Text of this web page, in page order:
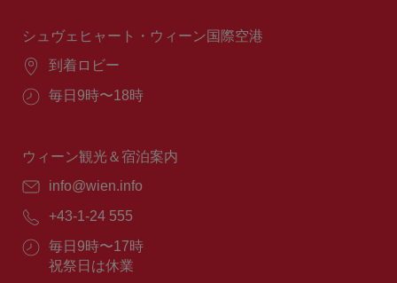
間：
シュヴェヒャート・ウィーン国際空港
場
到着ロビー
営
間：
毎日9時〜18時
ウィーン観光＆宿泊案内
E
ー
ル：
info@wien.info
電
番
号：
+43-1-24 555
営
業
毎日9時〜17時
祝祭日は休業